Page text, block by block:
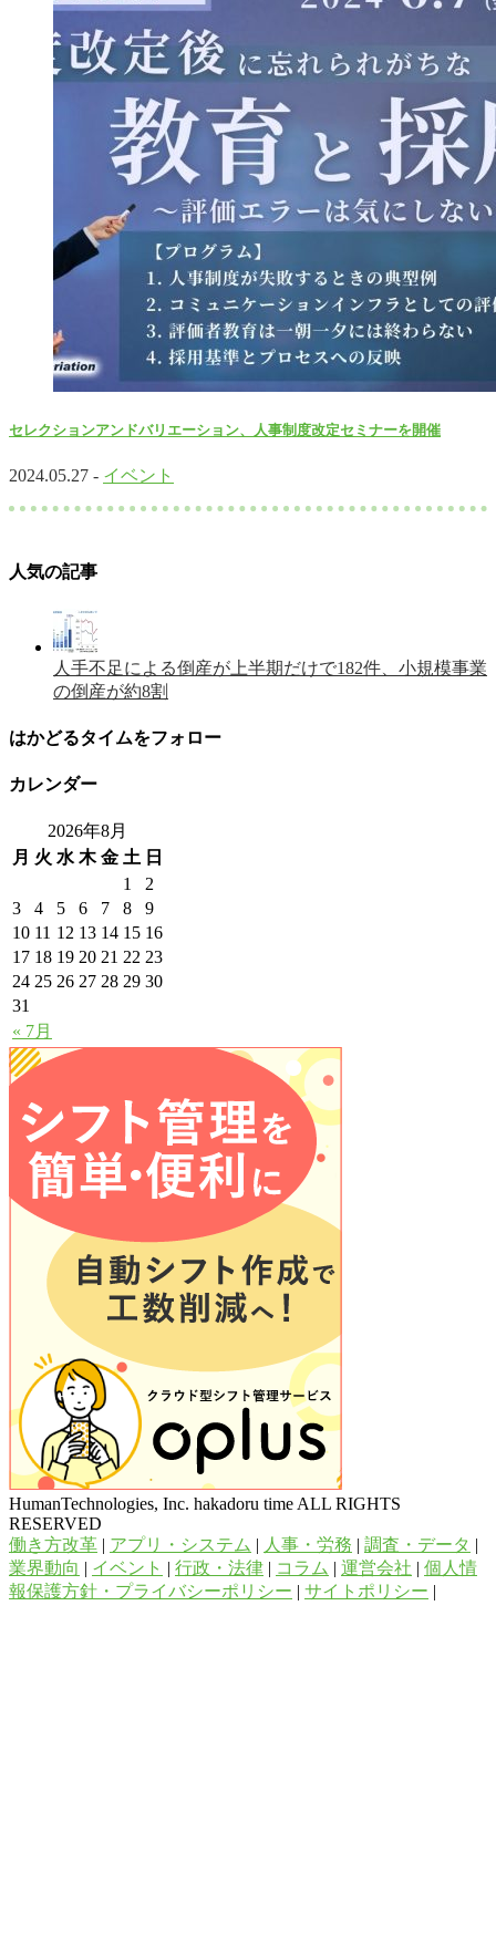
セレクションアンドバリエーション、人事制度改定セミナーを開催
2024.05.27 - イベント
人気の記事
人手不足による倒産が上半期だけで182件、小規模事業
の倒産が約8割
はかどるタイムをフォロー
カレンダー
2026年8月
月 火 水 木 金 土 日
« 7月
1
2
3
4 5 6 7 8
9
10 11 12 13 14 15 16
17 18 19 20 21 22 23
24 25 26 27 28 29 30
31
HumanTechnologies, Inc. hakadoru time ALL RIGHTS
RESERVED
働き方改革 | アプリ・システム | 人事・労務 | 調査・データ |
業界動向 | イベント | 行政・法律 | コラム | 運営会社 | 個人情
報保護方針・プライバシーポリシー | サイトポリシー |